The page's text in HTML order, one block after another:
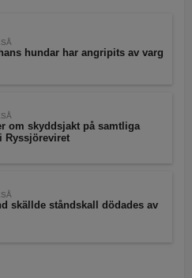
hundar har angripits av varg
om skyddsjakt på samtliga
Ryssjöreviret
skällde ståndskall dödades av